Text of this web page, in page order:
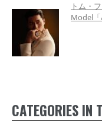
トム・
Model
CATEGORIES IN